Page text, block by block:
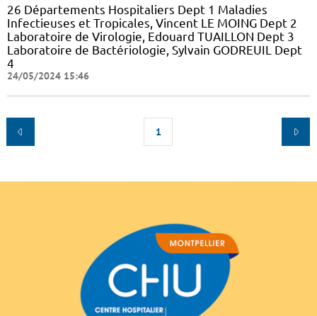
26 Départements Hospitaliers Dept 1 Maladies
Infectieuses et Tropicales, Vincent LE MOING Dept 2
Laboratoire de Virologie, Edouard TUAILLON Dept 3
Laboratoire de Bactériologie, Sylvain GODREUIL Dept
4
24/05/2024 15:46
1